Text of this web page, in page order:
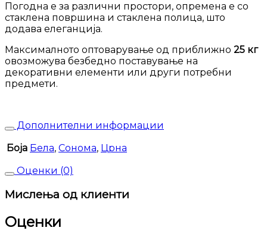
Погодна е за различни простори, опремена е со
стаклена површина и стаклена полица, што
додава елеганција.
Максималното оптоварување од приближно 25 кг
овозможува безбедно поставување на
декоративни елементи или други потребни
предмети.
Дополнителни информации
Боја Бела, Сонома, Црна
Оценки (0)
Мислења од клиенти
Оценки